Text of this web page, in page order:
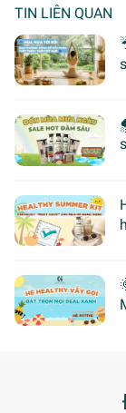
TIN LIÊN QUAN